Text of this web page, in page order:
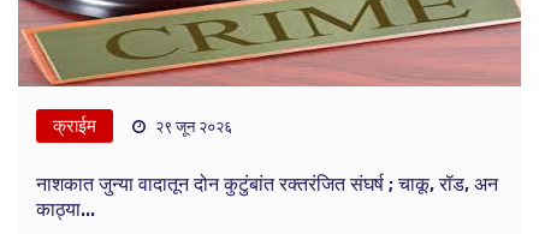
क्राईम २९ जून २०२६
नाशकात जुन्या वादातून दोन कुटुंबांत रक्तरंजित संघर्ष ; चाकू, रॉड, अन
काठ्या...